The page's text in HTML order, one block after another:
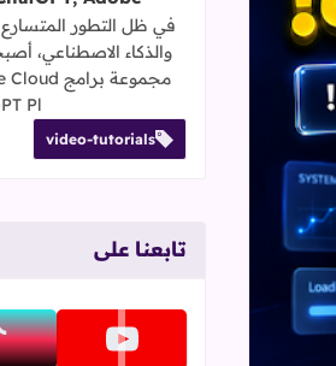
في ظل التطور
والذكاء الاصطناعي،
Pl…
video-tutorials
تابعنا على
تابعنا على youtube